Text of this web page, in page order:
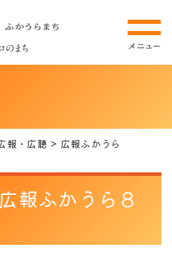
報・広聴 広報ふかうら
報ふかうら８